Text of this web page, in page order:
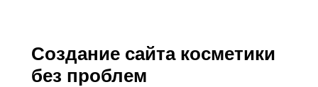
Создание сайта косметики
без проблем